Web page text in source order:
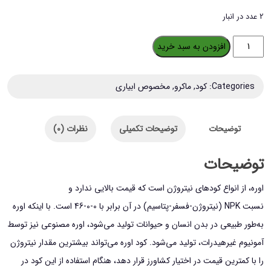
2 عدد در انبار
محلول
10
کیلوگرم
عدد
افزودن به سبد خرید
Categories: کود,ماکرو,مخصوص ابیاری
توضیحات توضیحات تکمیلی نظرات (0)
توضیحات
اوره، از انواع کودهای نیتروژن است که قیمت بالایی ندارد و
نسبت NPK (نیتروژن-فسفر-پتاسیم) در آن برابر با 0-0-46 است. با اینکه اوره
به‌طور طبیعی در بدن انسان و حیوانات تولید می‌شود، اوره مصنوعی نیز توسط
آمونیوم غیرهیدرات، تولید می‌شود. کود اوره می‌تواند بیشترین مقدار نیتروژن
را با کمترین قیمت در اختیار کشاورز قرار دهد، هنگام استفاده از این کود در